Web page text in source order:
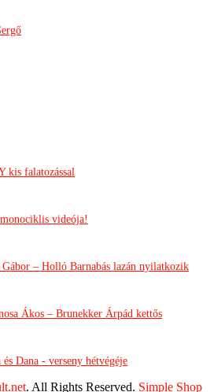
kis falatozással
videója!
– Holló Barnabás lazán nyilatkozik
Ákos – Brunekker Árpád kettős
Dana - verseny hétvégéje
. All Rights Reserved. Simple Shop